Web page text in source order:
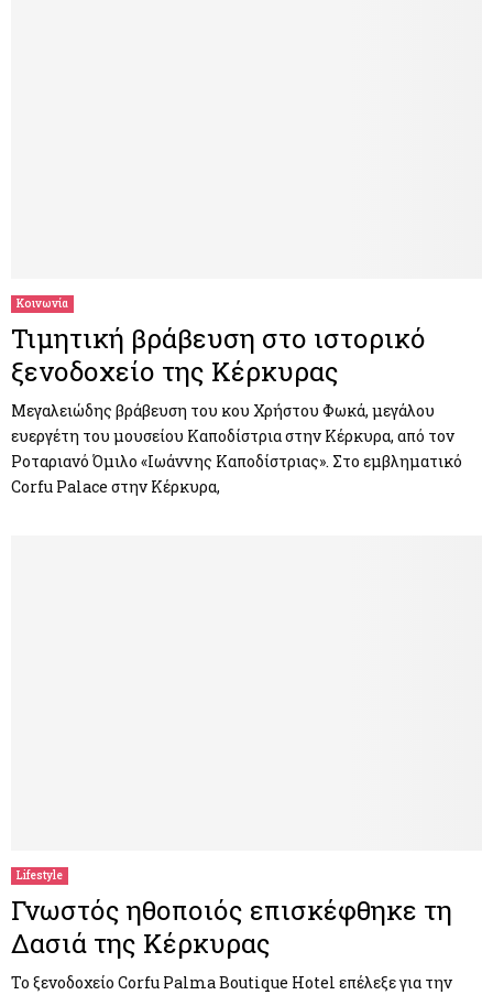
Κοινωνία
Τιμητική βράβευση στο ιστορικό
ξενοδοχείο της Κέρκυρας
Μεγαλειώδης βράβευση του κου Χρήστου Φωκά, μεγάλου
ευεργέτη του μουσείου Καποδίστρια στην Κέρκυρα, από τον
Ροταριανό Όμιλο «Ιωάννης Καποδίστριας». Στο εμβληματικό
Corfu Palace στην Κέρκυρα,
Lifestyle
Γνωστός ηθοποιός επισκέφθηκε τη
Δασιά της Κέρκυρας
Το ξενοδοχείο Corfu Palma Boutique Hotel επέλεξε για την